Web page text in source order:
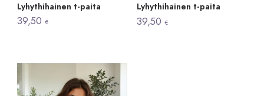
Lyhythihainen t-paita
39,50€
Lyhythihainen t-paita
39,50 €